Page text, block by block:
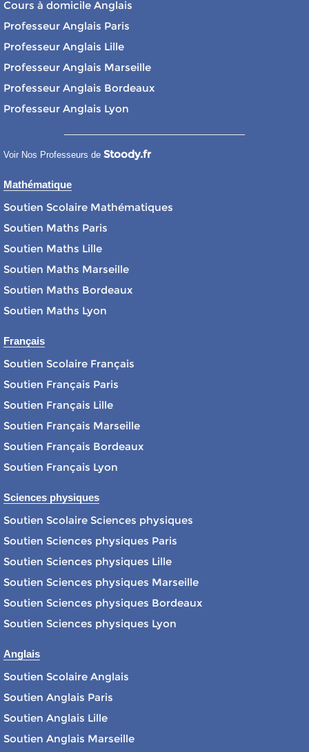
Cours à domicile Anglais
Professeur Anglais Paris
Professeur Anglais Lille
Professeur Anglais Marseille
Professeur Anglais Bordeaux
Professeur Anglais Lyon
Voir Nos Professeurs de Stoody.fr
Mathématique
Soutien Scolaire Mathématiques
Soutien Maths Paris
Soutien Maths Lille
Soutien Maths Marseille
Soutien Maths Bordeaux
Soutien Maths Lyon
Français
Soutien Scolaire Français
Soutien Français Paris
Soutien Français Lille
Soutien Français Marseille
Soutien Français Bordeaux
Soutien Français Lyon
Sciences physiques
Soutien Scolaire Sciences physiques
Soutien Sciences physiques Paris
Soutien Sciences physiques Lille
Soutien Sciences physiques Marseille
Soutien Sciences physiques Bordeaux
Soutien Sciences physiques Lyon
Anglais
Soutien Scolaire Anglais
Soutien Anglais Paris
Soutien Anglais Lille
Soutien Anglais Marseille